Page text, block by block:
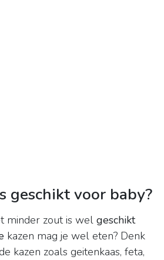
geschikt voor baby?
minder zout is wel geschikt
kazen mag je wel eten? Denk
kazen zoals geitenkaas, feta,